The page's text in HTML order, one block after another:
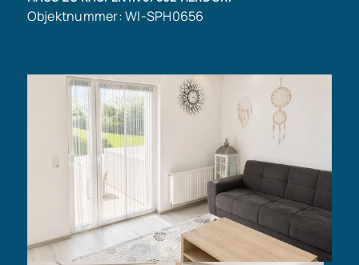
Objektnummer: WI-SPH0656